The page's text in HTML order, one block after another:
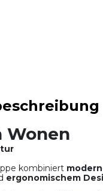
Wonen
kombiniert
ergonomischem